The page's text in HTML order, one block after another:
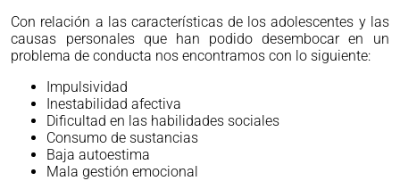
Con relación a las características de los adolescentes y las
causas personales que han podido desembocar en un
problema de conducta nos encontramos con lo siguiente:
Impulsividad
Inestabilidad afectiva
Dificultad en las habilidades sociales
Consumo de sustancias
Baja autoestima
Mala gestión emocional